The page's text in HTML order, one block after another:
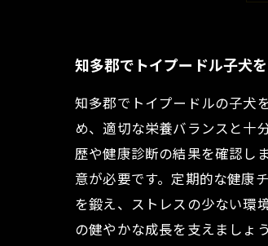
知多郡でトイプードル子犬
知多郡でトイプードルの子犬
め、適切な栄養バランスと十
歴や健康診断の結果を確認し
意が必要です。定期的な健康
を鍛え、ストレスの少ない環
の健やかな成長を支えましょう